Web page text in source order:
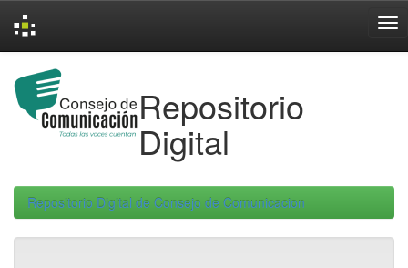
navigation
Repositorio
Digital
Repositorio Digital de Consejo de Comunicacion